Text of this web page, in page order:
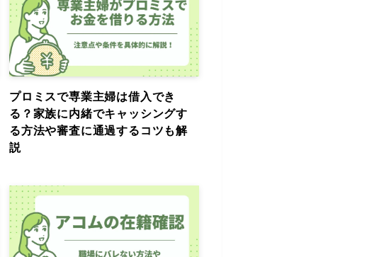
プロミスで専業主婦は借入でき
る？家族に内緒でキャッシングす
る方法や審査に通過するコツも解
説